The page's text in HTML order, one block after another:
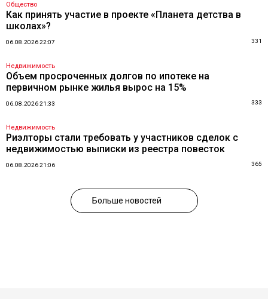
Общество
Как принять участие в проекте «Планета детства в
школах»?
06.08.2026 22:07 331
Недвижимость
Объем просроченных долгов по ипотеке на
первичном рынке жилья вырос на 15%
06.08.2026 21:33 333
Недвижимость
Риэлторы стали требовать у участников сделок с
недвижимостью выписки из реестра повесток
06.08.2026 21:06 365
Больше новостей